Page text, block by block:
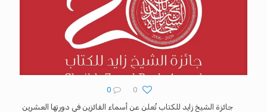
0
0
جائزة الشيخ زايد للكتاب تُعلن عن أسماء الفائزين في دورتها العشرين